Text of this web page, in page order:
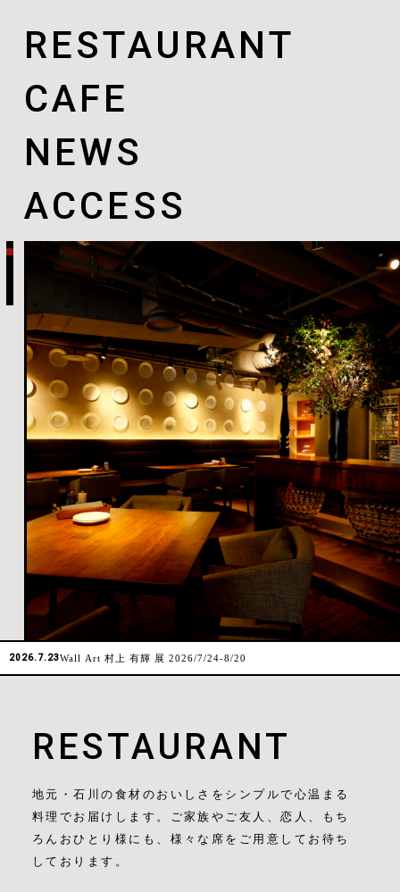
RESTAURANT
CAFE
NEWS
ACCESS
2026.7.23 Wall Art 村上 有輝 展 2026/7/24-8/20
RESTAURANT
地元・石川の食材のおいしさをシンプルで心温まる
料理でお届けします。ご家族やご友人、恋人、もち
ろんおひとり様にも、様々な席をご用意してお待ち
しております。